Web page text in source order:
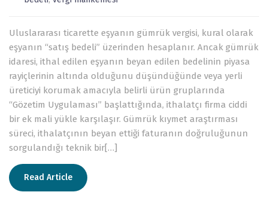
Uluslararası ticarette eşyanın gümrük vergisi, kural olarak
eşyanın “satış bedeli” üzerinden hesaplanır. Ancak gümrük
idaresi, ithal edilen eşyanın beyan edilen bedelinin piyasa
rayiçlerinin altında olduğunu düşündüğünde veya yerli
üreticiyi korumak amacıyla belirli ürün gruplarında
“Gözetim Uygulaması” başlattığında, ithalatçı firma ciddi
bir ek mali yükle karşılaşır. Gümrük kıymet araştırması
süreci, ithalatçının beyan ettiği faturanın doğruluğunun
sorgulandığı teknik bir[…]
Read Article